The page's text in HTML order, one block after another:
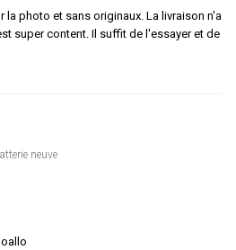
la photo et sans originaux. La livraison n'a
super content. Il suffit de l'essayer et de
neuve